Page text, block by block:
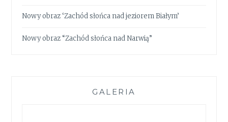
Nowy obraz ‘Zachód słońca nad jeziorem Białym’
Nowy obraz “Zachód słońca nad Narwią”
GALERIA